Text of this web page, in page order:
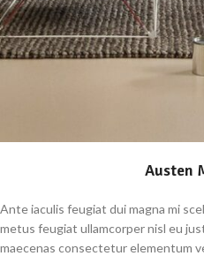
Austen
Ante iaculis feugiat dui magna mi
metus feugiat ullamcorper nisl eu
maecenas consectetur elementum